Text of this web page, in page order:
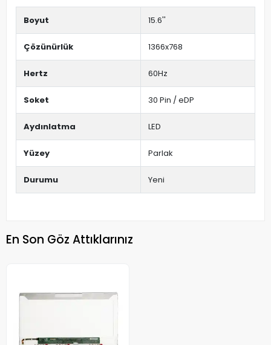
Boyut 15.6''
Çözünürlük 1366x768
Hertz 60Hz
Soket 30 Pin / eDP
Aydınlatma LED
Yüzey Parlak
Durumu Yeni
En Son Göz Attıklarınız